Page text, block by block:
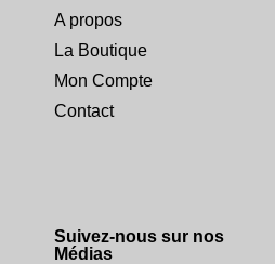
A propos
La Boutique
Mon Compte
Contact
Suivez-nous sur nos
Médias